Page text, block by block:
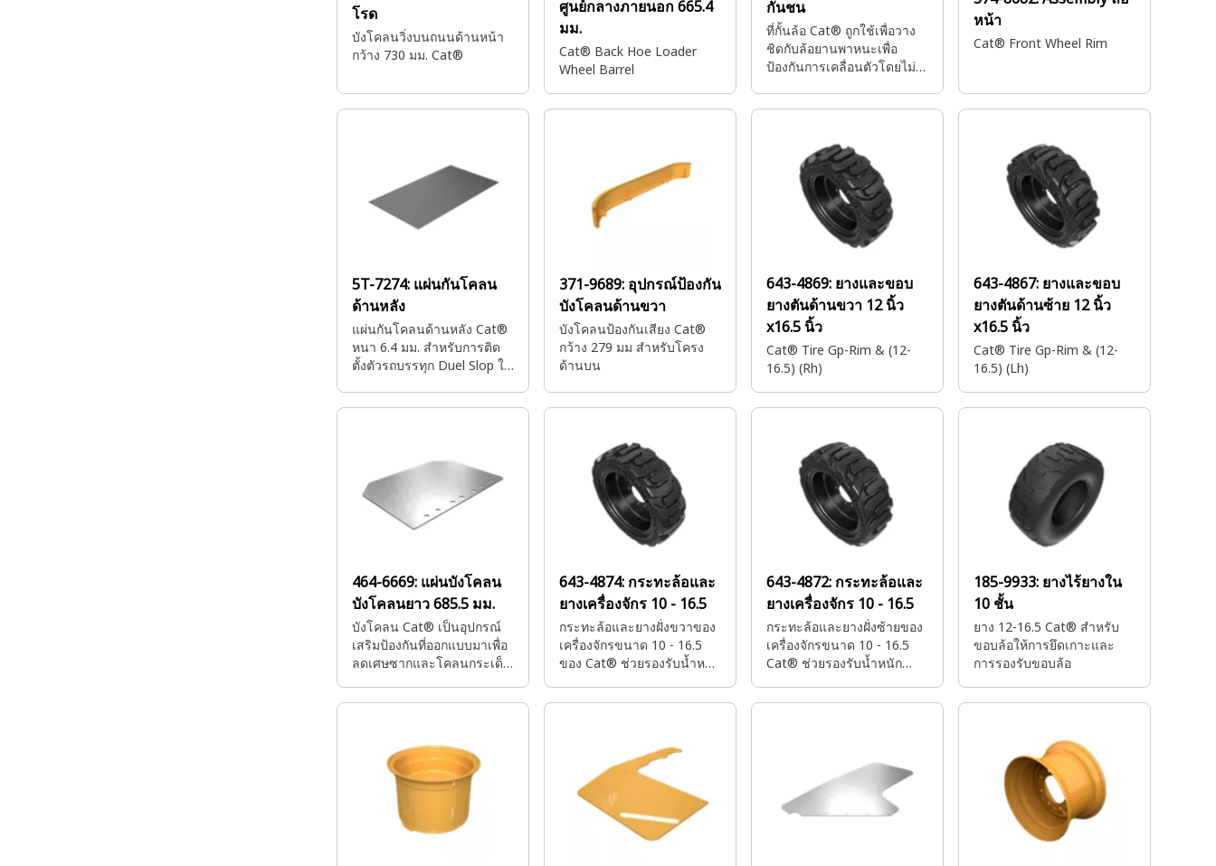
โรด
บังโคลนวิ่งบนถนนด้านหน้า
กว้าง 730 มม. Cat®
ศูนย์กลางภายนอก 665.4
มม.
Cat® Back Hoe Loader
Wheel Barrel
กันชน
ที่กั้นล้อ Cat® ถูกใช้เพื่อวาง
ชิดกับล้อยานพาหนะเพื่อ
ป้องกันการเคลื่อนตัวโดยไม่
หน้า
Cat® Front Wheel Rim
5T-7274: แผ่นกันโคลน
ด้านหลัง
แผ่นกันโคลนด้านหลัง Cat®
หนา 6.4 มม. สำหรับการติด
ตั้งตัวรถบรรทุก Duel Slop ใน
371-9689: อุปกรณ์ป้องกัน
บังโคลนด้านขวา
บังโคลนป้องกันเสียง Cat®
กว้าง 279 มม สำหรับโครง
ด้านบน
643-4869: ยางและขอบ
ยางตันด้านขวา 12 นิ้ว
x16.5 นิ้ว
Cat® Tire Gp-Rim & (12-
16.5) (Rh)
643-4867: ยางและขอบ
ยางตันด้านซ้าย 12 นิ้ว
x16.5 นิ้ว
Cat® Tire Gp-Rim & (12-
16.5) (Lh)
464-6669: แผ่นบังโคลน
บังโคลนยาว 685.5 มม.
บังโคลน Cat® เป็นอุปกรณ์
เสริมป้องกันที่ออกแบบมาเพื่อ
ลดเศษซากและโคลนกระเด็น
ปลอดภัย
643-4874: กระทะล้อและ
ยางเครื่องจักร 10 - 16.5
กระทะล้อและยางฝั่งขวาของ
เครื่องจักรขนาด 10 - 16.5
ของ Cat® ช่วยรองรับน้ำหนัก
กระแทก และความเสถียร เพื่อ
643-4872: กระทะล้อและ
ยางเครื่องจักร 10 - 16.5
กระทะล้อและยางฝั่งซ้ายของ
เครื่องจักรขนาด 10 - 16.5
Cat® ช่วยรองรับน้ำหนัก
กระแทก และความมั่นคง เพื่อ
185-9933: ยางไร้ยางใน
10 ชั้น
ยาง 12-16.5 Cat® สําหรับ
ขอบล้อให้การยึดเกาะและ
การรองรับขอบล้อ